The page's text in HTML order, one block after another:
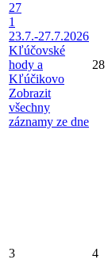
27
1
23.7.-27.7.2026
Kľúčovské
hody a
Kľúčikovo
Zobrazit
všechny
záznamy ze dne
28
3 4